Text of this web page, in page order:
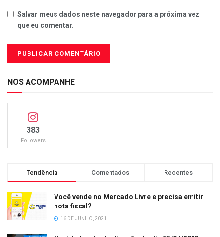
Salvar meus dados neste navegador para a próxima vez
que eu comentar.
NOS ACOMPANHE
383
Followers
Tendência Comentados Recentes
Você vende no Mercado Livre e precisa emitir
nota fiscal?
16 DE JUNHO, 2021